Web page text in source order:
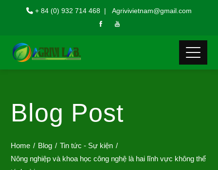
+ 84 (0) 932 714 468 | Agrivivietnam@gmail.com
Blog Post
Home Blog
Tin tức - Sự kiện
Nông nghiệp và khoa học công nghệ là hai lĩnh vực không thể